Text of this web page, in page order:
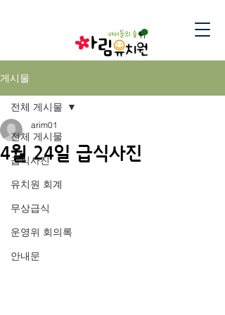
게시물
전체 게시물
급식사진
유치원 회계
무상급식
운영위 회의록
안내문
전체 게시물
4월 24일 급식사진
arim01